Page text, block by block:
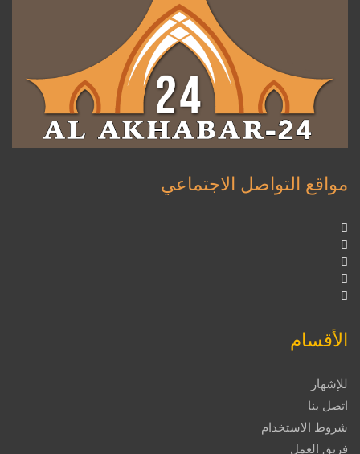
مواقع التواصل الاجتماعي
الأقسام
للإشهار
اتصل بنا
شروط الاستخدام
فريق العمل